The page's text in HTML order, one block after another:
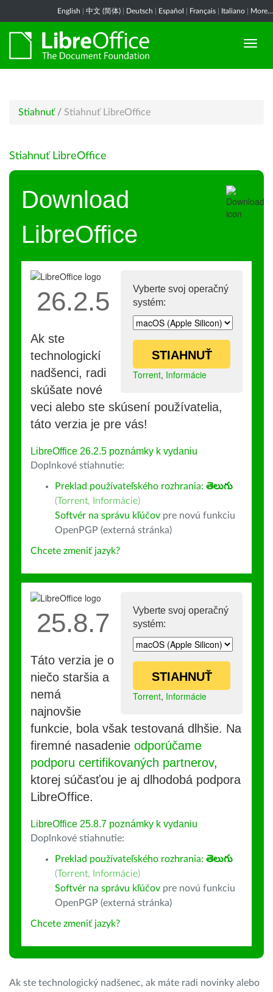
English 中文 (简体) Deutsch Español Français Italiano More...
Stiahnuť / Stiahnuť LibreOffice
Stiahnuť LibreOffice
Download
LibreOffice
Vyberte svoj operačný
systém:
STIAHNUŤ
Torrent, Informácie
26.2.5
Ak ste
technologickí
nadšenci, radi
skúšate nové
veci alebo ste skúsení používatelia,
táto verzia je pre vás!
LibreOffice 26.2.5 poznámky k vydaniu
Doplnkové stiahnutie:
Preklad používateľského rozhrania: తెలుగు
(Torrent, Informácie)
Softvér na správu kľúčov pre novú funkciu
OpenPGP (externá stránka)
Chcete zmeniť jazyk?
Vyberte svoj operačný
systém:
STIAHNUŤ
Torrent, Informácie
25.8.7
Táto verzia je o
niečo staršia a
nemá
najnovšie
funkcie, bola však testovaná dlhšie. Na
firemné nasadenie odporúčame
podporu certifikovaných partnerov,
ktorej súčasťou je aj dlhodobá podpora
LibreOffice.
LibreOffice 25.8.7 poznámky k vydaniu
Doplnkové stiahnutie:
Preklad používateľského rozhrania: తెలుగు
(Torrent, Informácie)
Softvér na správu kľúčov pre novú funkciu
OpenPGP (externá stránka)
Chcete zmeniť jazyk?
Ak ste technologický nadšenec, ak máte radi novinky alebo